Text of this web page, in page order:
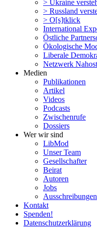
> Ukraine
> Russland
> O[s]tklick
Inter­na­tional
Östliche
Ökolo­gische
Liberale
Netzwerk Nahost
Medien
Publi­ka­tionen
Artikel
Videos
Podcasts
Zwischenrufe
Dossiers
Wer wir sind
LibMod
Unser Team
Gesell­schafter
Beirat
Autoren
Jobs
Ausschrei­bungen
Kontakt
Spenden!
Daten­schutz­er­klärung